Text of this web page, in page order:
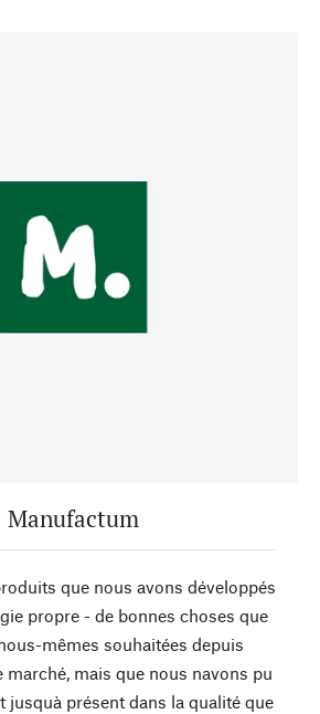
Manufactum
que nous avons développés
propre - de bonnes choses que
mêmes souhaitées depuis
mais que nous navons pu
jusquà présent dans la qualité que